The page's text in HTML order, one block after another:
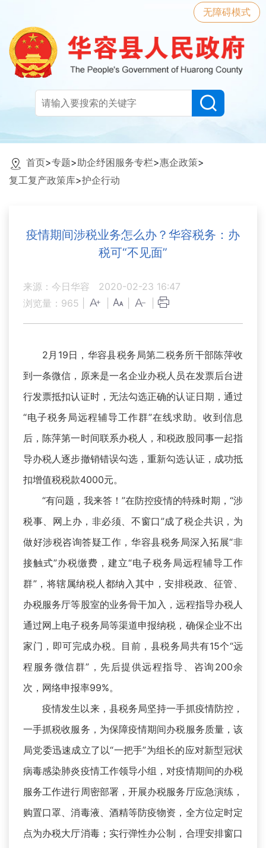
无障碍模式
首页>专题>助企纾困服务专栏>惠企政策>
复工复产政策库>护企行动
疫情期间涉税业务怎么办？华容税务：办
税可“不见面”
来源：今日华容
2020-02-23 16:47
浏览量： 965
2月19日，华容县税务局第二税务所干部陈萍收
到一条微信，原来是一名企业办税人员在发票后台进
行发票抵扣认证时，无法勾选正确的认证日期，通过
“电子税务局远程辅导工作群”在线求助。收到信息
后，陈萍第一时间联系办税人，和税政股同事一起指
导办税人逐步撤销错误勾选，重新勾选认证，成功抵
扣增值税税款4000元。
“有问题，我来答！”在防控疫情的特殊时期，“涉
税事、网上办，非必须、不窗口”成了税企共识，为
做好涉税咨询答疑工作，华容县税务局深入拓展“非
接触式”办税缴费，建立“电子税务局远程辅导工作
群”，将辖属纳税人都纳入其中，安排税政、征管、
办税服务厅等股室的业务骨干加入，远程指导办税人
通过网上电子税务局等渠道申报纳税，确保企业不出
家门，即可完成办税。目前，县税务局共有15个“远
程服务微信群”，先后提供远程指导、咨询200余
次，网络申报率99%。
疫情发生以来，县税务局坚持一手抓疫情防控，
一手抓税收服务，为保障疫情期间办税服务质量，该
局党委迅速成立了以“一把手”为组长的应对新型冠状
病毒感染肺炎疫情工作领导小组，对疫情期间的办税
服务工作进行周密部署，开展办税服务厅应急演练，
购置口罩、消毒液、酒精等防疫物资，全方位定时定
点为办税大厅消毒；实行弹性办公制，合理安排窗口